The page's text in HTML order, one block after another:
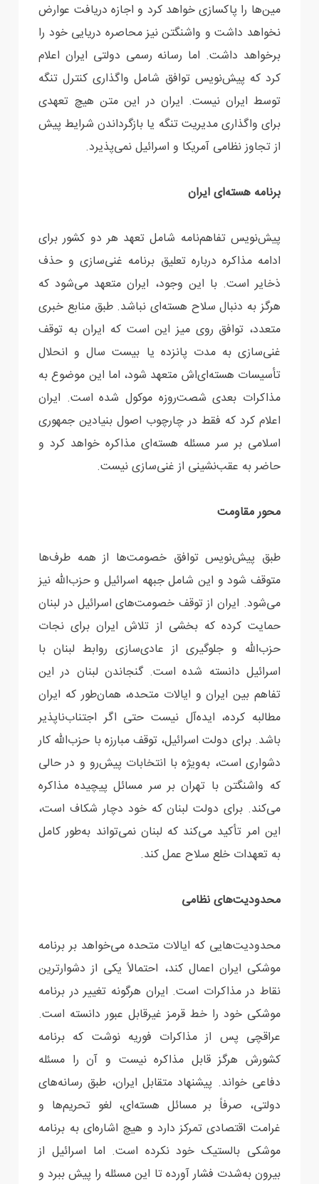
مین‌ها را پاکسازی خواهد کرد و اجازه دریافت عوارض
نخواهد داشت و واشنگتن نیز محاصره دریایی خود را
برخواهد داشت. اما رسانه رسمی دولتی ایران اعلام
کرد که پیش‌نویس توافق شامل واگذاری کنترل تنگه
توسط ایران نیست. ایران در این متن هیچ تعهدی
برای واگذاری مدیریت تنگه یا بازگرداندن شرایط پیش
از تجاوز نظامی آمریکا و اسرائیل نمی‌پذیرد.
برنامه هسته‌ای ایران
پیش‌نویس تفاهم‌نامه شامل تعهد هر دو کشور برای
ادامه مذاکره درباره تعلیق برنامه غنی‌سازی و حذف
ذخایر است. با این وجود، ایران متعهد می‌شود که
هرگز به دنبال سلاح هسته‌ای نباشد. طبق منابع خبری
متعدد، توافق روی میز این است که ایران به توقف
غنی‌سازی به مدت پانزده یا بیست سال و انحلال
تأسیسات هسته‌ای‌اش متعهد شود، اما این موضوع به
مذاکرات بعدی شصت‌روزه موکول شده است. ایران
اعلام کرد که فقط در چارچوب اصول بنیادین جمهوری
اسلامی بر سر مسئله هسته‌ای مذاکره خواهد کرد و
حاضر به عقب‌نشینی از غنی‌سازی نیست.
محور مقاومت
طبق پیش‌نویس توافق خصومت‌ها از همه طرف‌ها
متوقف شود و این شامل جبهه اسرائیل و حزب‌الله نیز
می‌شود. ایران از توقف خصومت‌های اسرائیل در لبنان
حمایت کرده که بخشی از تلاش ایران برای نجات
حزب‌الله و جلوگیری از عادی‌سازی روابط لبنان با
اسرائیل دانسته شده است. گنجاندن لبنان در این
تفاهم بین ایران و ایالات متحده، همان‌طور که ایران
مطالبه کرده، ایده‌آل نیست حتی اگر اجتناب‌ناپذیر
باشد. برای دولت اسرائیل، توقف مبارزه با حزب‌الله کار
دشواری است، به‌ویژه با انتخابات پیش‌رو و در حالی
که واشنگتن با تهران بر سر مسائل پیچیده مذاکره
می‌کند. برای دولت لبنان که خود دچار شکاف است،
این امر تأکید می‌کند که لبنان نمی‌تواند به‌طور کامل
به تعهدات خلع سلاح عمل کند.
محدودیت‌های نظامی
محدودیت‌هایی که ایالات متحده می‌خواهد بر برنامه
موشکی ایران اعمال کند، احتمالاً یکی از دشوارترین
نقاط در مذاکرات است. ایران هرگونه تغییر در برنامه
موشکی خود را خط قرمز غیرقابل عبور دانسته است.
عراقچی پس از مذاکرات فوریه نوشت که برنامه
کشورش هرگز قابل مذاکره نیست و آن را مسئله
دفاعی خواند. پیشنهاد متقابل ایران، طبق رسانه‌های
دولتی، صرفاً بر مسائل هسته‌ای، لغو تحریم‌ها و
غرامت اقتصادی تمرکز دارد و هیچ اشاره‌ای به برنامه
موشکی بالستیک خود نکرده است. اما اسرائیل از
بیرون به‌شدت فشار آورده تا این مسئله را پیش ببرد و